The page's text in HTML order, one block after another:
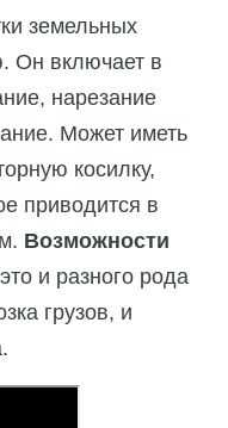
земельных
Он включает в
нарезание
Может иметь
косилку,
приводится в
Возможности
и разного рода
грузов, и